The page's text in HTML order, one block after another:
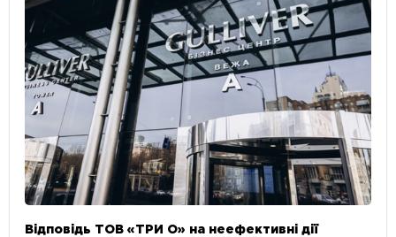
Відповідь ТОВ «ТРИ О» на неефективні дії